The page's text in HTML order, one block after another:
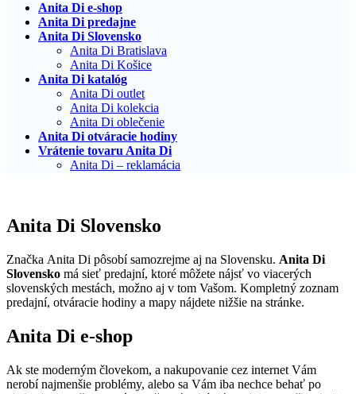
Anita Di e-shop
Anita Di predajne
Anita Di Slovensko
Anita Di Bratislava
Anita Di Košice
Anita Di katalóg
Anita Di outlet
Anita Di kolekcia
Anita Di oblečenie
Anita Di otváracie hodiny
Vrátenie tovaru Anita Di
Anita Di – reklamácia
Anita Di Slovensko
Značka Anita Di pôsobí samozrejme aj na Slovensku. Anita Di
Slovensko má sieť predajní, ktoré môžete nájsť vo viacerých
slovenských mestách, možno aj v tom Vašom. Kompletný zoznam
predajní, otváracie hodiny a mapy nájdete nižšie na stránke.
Anita Di e-shop
Ak ste moderným človekom, a nakupovanie cez internet Vám
nerobí najmenšie problémy, alebo sa Vám iba nechce behať po